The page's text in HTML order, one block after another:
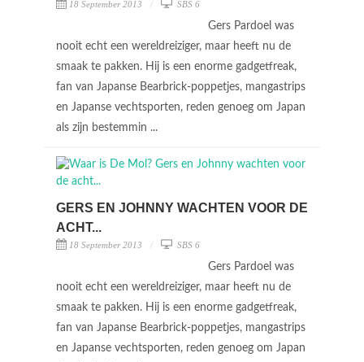
18 September 2013 SBS 6
Gers Pardoel was
nooit echt een wereldreiziger, maar heeft nu de
smaak te pakken. Hij is een enorme gadgetfreak,
fan van Japanse Bearbrick-poppetjes, mangastrips
en Japanse vechtsporten, reden genoeg om Japan
als zijn bestemmin ...
GERS EN JOHNNY WACHTEN VOOR DE
ACHT...
18 September 2013 SBS 6
Gers Pardoel was
nooit echt een wereldreiziger, maar heeft nu de
smaak te pakken. Hij is een enorme gadgetfreak,
fan van Japanse Bearbrick-poppetjes, mangastrips
en Japanse vechtsporten, reden genoeg om Japan